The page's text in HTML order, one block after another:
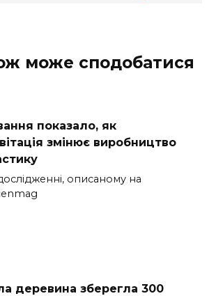
може сподобатися
показало, як
змінює виробництво
описаному на
деревина зберегла 300